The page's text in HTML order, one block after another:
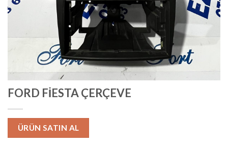
FORD FİESTA ÇERÇEVE
ÜRÜN SATIN AL